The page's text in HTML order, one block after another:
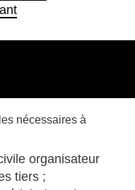
nécessaires à
organisateur
tiers ;